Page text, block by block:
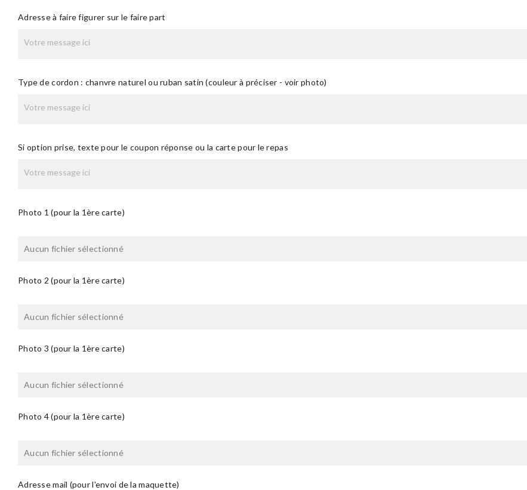
Adresse à faire figurer sur le faire part
Type de cordon : chanvre naturel ou ruban satin (couleur à préciser - voir photo)
Si option prise, texte pour le coupon réponse ou la carte pour le repas
Photo 1 (pour la 1ère carte)
Aucun fichier sélectionné
Photo 2 (pour la 1ère carte)
Aucun fichier sélectionné
Photo 3 (pour la 1ère carte)
Aucun fichier sélectionné
Photo 4 (pour la 1ère carte)
Aucun fichier sélectionné
Adresse mail (pour l'envoi de la maquette)